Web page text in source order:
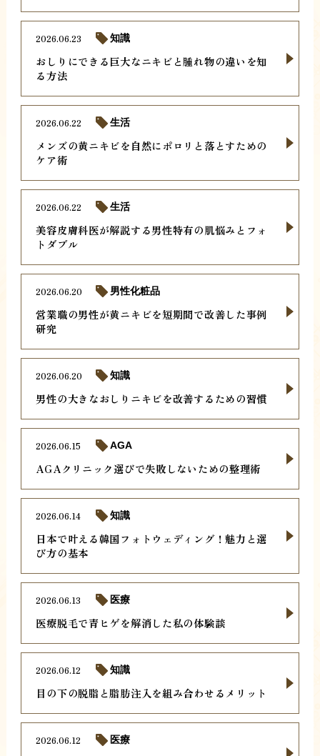
おしりにできる巨大なニキビと腫れ物の違いを知
る方法
2026.06.23 知識
メンズの黄ニキビを自然にポロリと落とすための
ケア術
2026.06.22 生活
美容皮膚科医が解説する男性特有の肌悩みとフォ
トダブル
2026.06.22 生活
営業職の男性が黄ニキビを短期間で改善した事例
研究
2026.06.20 男性化粧品
男性の大きなおしりニキビを改善するための習慣
2026.06.20 知識
AGAクリニック選びで失敗しないための整理術
2026.06.15 AGA
日本で叶える韓国フォトウェディング！魅力と選
び方の基本
2026.06.14 知識
医療脱毛で青ヒゲを解消した私の体験談
2026.06.13 医療
目の下の脱脂と脂肪注入を組み合わせるメリット
2026.06.12 知識
2026.06.12 医療